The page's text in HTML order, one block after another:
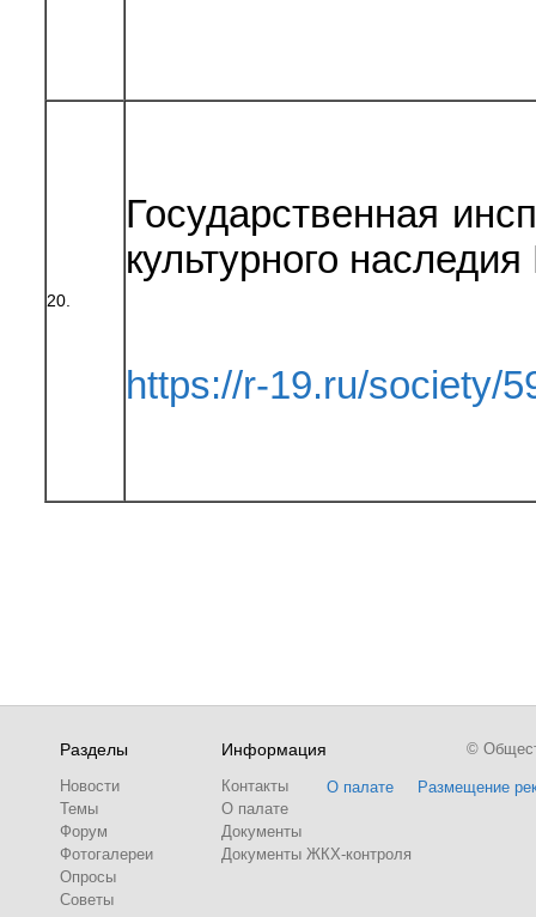
20.
Государственная
культурного
https://r-19.ru/society/
Разделы
Новости
Темы
Форум
Фотогалереи
Опросы
Советы
Информация
Контакты
О палате
Документы
Документы ЖКХ-контроля
О палате Размещение
©